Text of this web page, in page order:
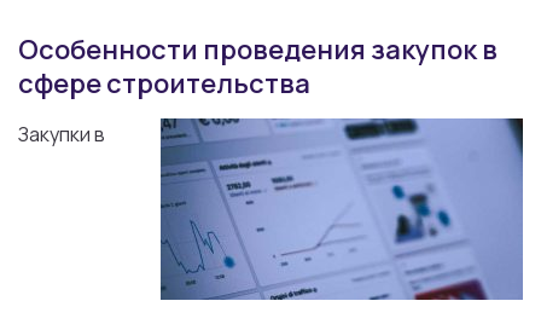
Особенности проведения закупок в
сфере строительства
Закупки в